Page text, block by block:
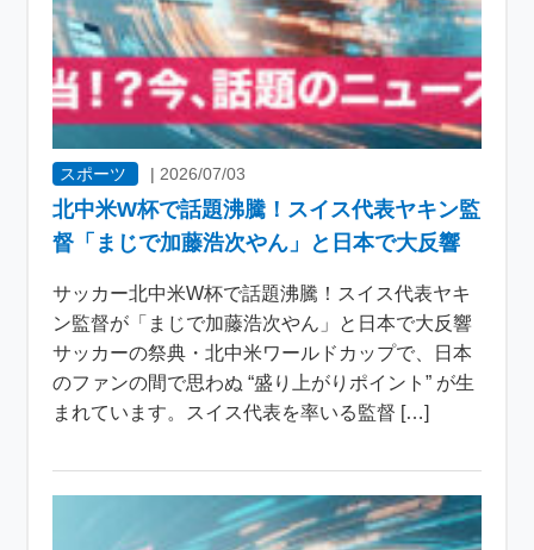
スポーツ | 2026/07/03
北中米W杯で話題沸騰！スイス代表ヤキン監
督「まじで加藤浩次やん」と日本で大反響
サッカー北中米W杯で話題沸騰！スイス代表ヤキ
ン監督が「まじで加藤浩次やん」と日本で大反響
サッカーの祭典・北中米ワールドカップで、日本
のファンの間で思わぬ “盛り上がりポイント” が生
まれています。スイス代表を率いる監督 […]